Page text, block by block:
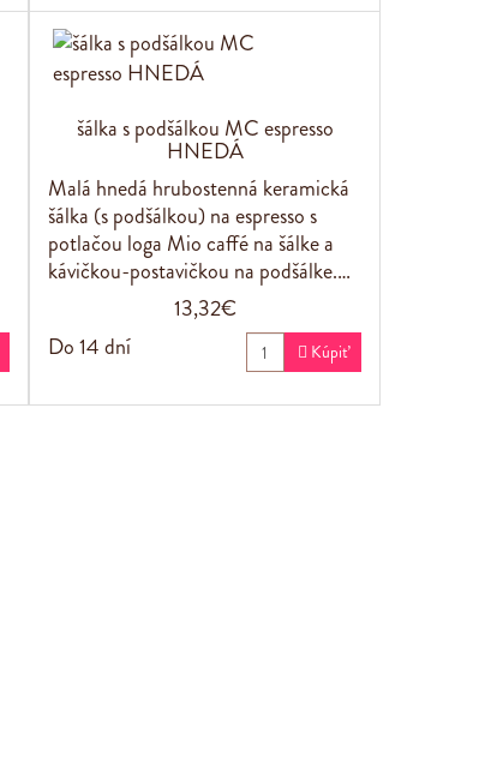
šálka s podšálkou MC espresso
HNEDÁ
Malá hnedá hrubostenná keramická
šálka (s podšálkou) na espresso s
potlačou loga Mio caffé na šálke a
kávičkou-postavičkou na podšálke.…
13,32€
Do 14 dní
 Kúpiť